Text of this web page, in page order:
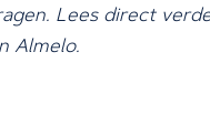
Lees direct
Almelo.